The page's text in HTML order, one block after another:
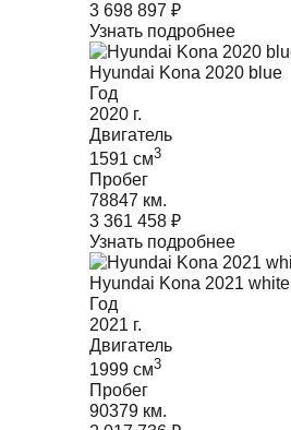
3 698 897 ₽
Узнать подробнее
Hyundai Kona 2020 blue
Год
2020 г.
Двигатель
1591 cм3
Пробег
78847 км.
3 361 458 ₽
Узнать подробнее
Hyundai Kona 2021 white
Год
2021 г.
Двигатель
1999 cм3
Пробег
90379 км.